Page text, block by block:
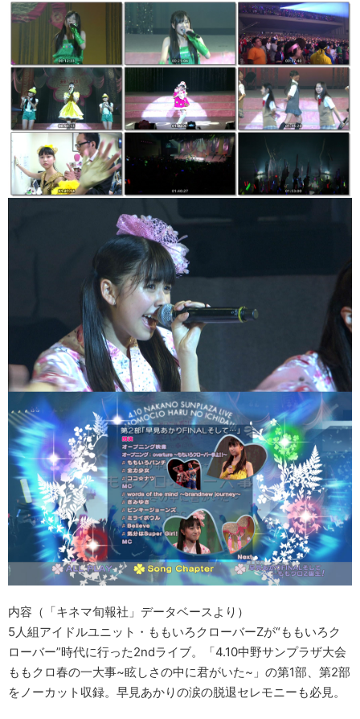
内容（「キネマ旬報社」データベースより）
5人組アイドルユニット・ももいろクローバーZが“ももいろク
ローバー”時代に行った2ndライブ。「4.10中野サンプラザ大会
ももクロ春の一大事~眩しさの中に君がいた~」の第1部、第2部
をノーカット収録。早見あかりの涙の脱退セレモニーも必見。